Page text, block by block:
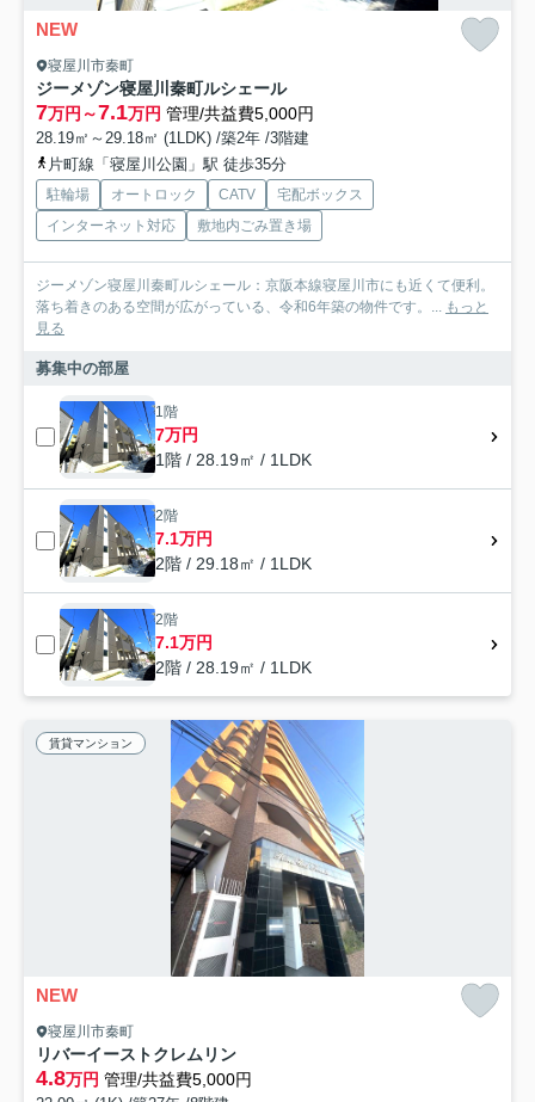
NEW
寝屋川市秦町
ジーメゾン寝屋川秦町ルシェール
7万円～7.1万円 管理/共益費5,000円
28.19㎡～29.18㎡ (1LDK) /築2年 /3階建
片町線「寝屋川公園」駅 徒歩35分
駐輪場 オートロック CATV
宅配ボックス
インターネット対応
敷地内ごみ置き場
ジーメゾン寝屋川秦町ルシェール：京阪本線寝屋川市にも近くて便利。
落ち着きのある空間が広がっている、令和6年築の物件です。... もっと
見る
募集中の部屋
1階
7万円
1階 / 28.19㎡ / 1LDK
2階
7.1万円
2階 / 29.18㎡ / 1LDK
2階
7.1万円
2階 / 28.19㎡ / 1LDK
賃貸マンション
NEW
寝屋川市秦町
リバーイーストクレムリン
4.8万円 管理/共益費5,000円